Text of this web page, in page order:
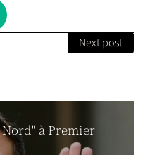
Next post
à Premier